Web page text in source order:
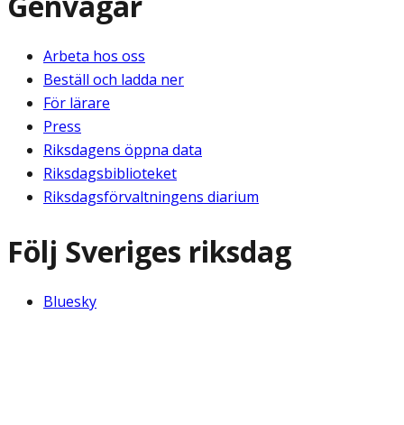
Arbeta hos oss
Beställ och ladda ner
För lärare
Press
Riksdagens öppna data
Riksdagsbiblioteket
Riksdagsförvaltningens diarium
Följ Sveriges riksdag
Bluesky